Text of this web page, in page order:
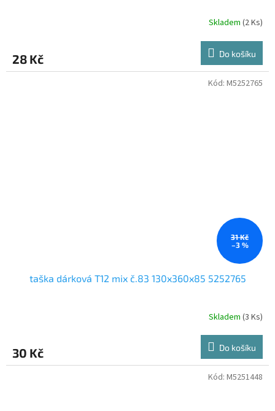
Skladem (2 Ks)
28 Kč Do košíku
31 Kč
–3 %
taška dárková T12 mix č.83 130x360x85 5252765
Skladem (3 Ks)
30 Kč Do košíku
Kód: M5252765
Kód: M5251448